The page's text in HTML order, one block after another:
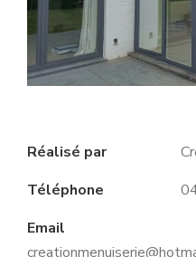
Réalisé par
Téléphone
Email